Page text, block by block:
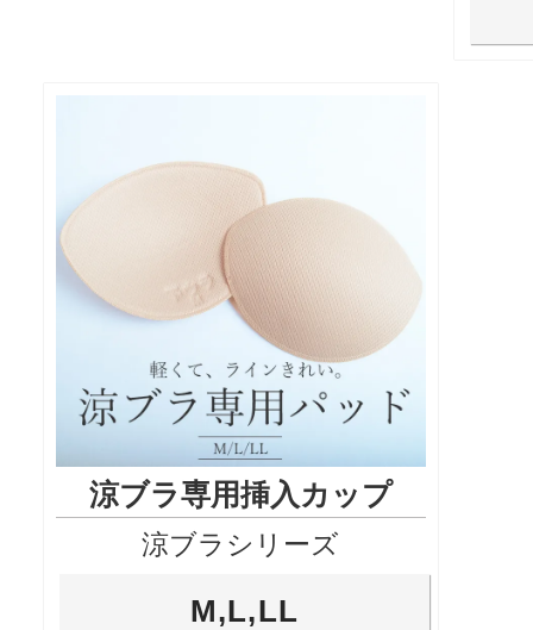
涼ブラ専用挿入カップ
涼ブラシリーズ
M,L,LL